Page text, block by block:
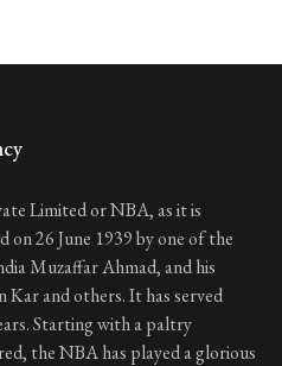
Limited or NBA, as it is
on 26 June 1939 by one of the
Muzaffar Ahmad, and his
Kar and others. It has served
Starting with a paltry
the NBA has played a glorious